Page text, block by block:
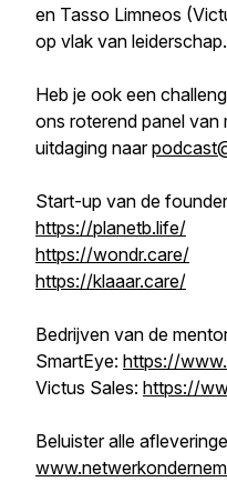
en Tasso Limneos
op vlak van leiderschap.
Heb je ook een
ons roterend panel van
uitdaging naar
Start-up van de
https://planetb.life/
https://wondr.care/
https://klaaar.care/
Bedrijven van de
SmartEye: https://
Victus Sales: https://
Beluister alle